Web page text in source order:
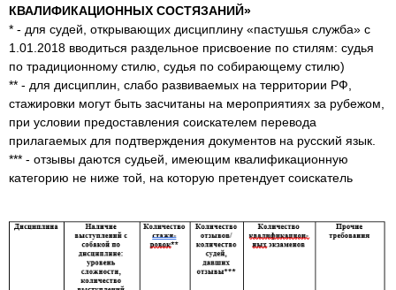
КВАЛИФИКАЦИОННЫХ СОСТЯЗАНИЙ»
* - для судей, открывающих дисциплину «пастушья служба» с
1.01.2018 вводиться раздельное присвоение по стилям: судья
по традиционному стилю, судья по собирающему стилю)
** - для дисциплин, слабо развиваемых на территории РФ,
стажировки могут быть засчитаны на мероприятиях за рубежом,
при условии предоставления соискателем перевода
прилагаемых для подтверждения документов на русский язык.
*** - отзывы даются судьей, имеющим квалификационную
категорию не ниже той, на которую претендует соискатель